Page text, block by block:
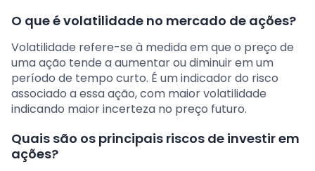
O que é volatilidade no mercado de ações?
Volatilidade refere-se à medida em que o preço de
uma ação tende a aumentar ou diminuir em um
período de tempo curto. É um indicador do risco
associado a essa ação, com maior volatilidade
indicando maior incerteza no preço futuro.
Quais são os principais riscos de investir em
ações?